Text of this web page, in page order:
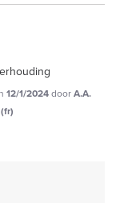
12/1/2024doorA.A.